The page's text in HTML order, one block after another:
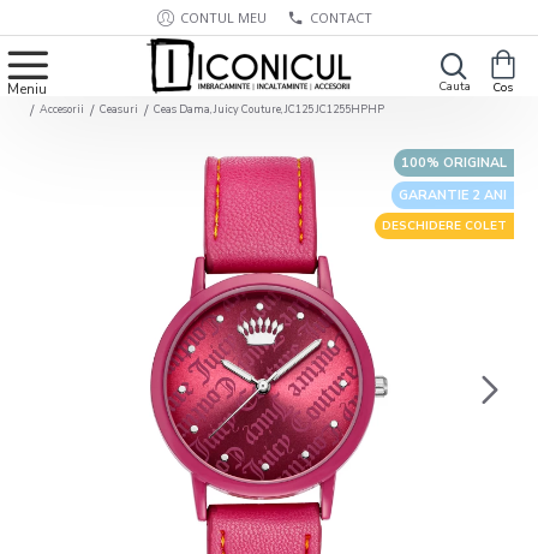
CONTUL MEU CONTACT
Accesorii Ceasuri Ceas Dama, Juicy Couture, JC125 JC1255HPHP
GARANTIE 2 ANI
100% ORIGINAL
DESCHIDERE COLET